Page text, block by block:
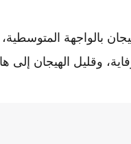
بالواجهة
وقليل الهيجان إلى